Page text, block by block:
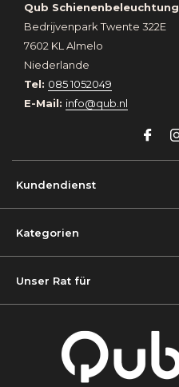
Qub Schienenbeleuchtung
Bedrijvenpark Twente 322E
7602 KL Almelo
Niederlande
Tel: 085 1052049
E-Mail: info@qub.nl
Kundendienst
Kategorien
Unser Rat für